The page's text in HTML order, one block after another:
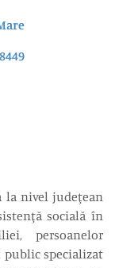
la nivel judeţean
socială în
persoanelor
public specializat